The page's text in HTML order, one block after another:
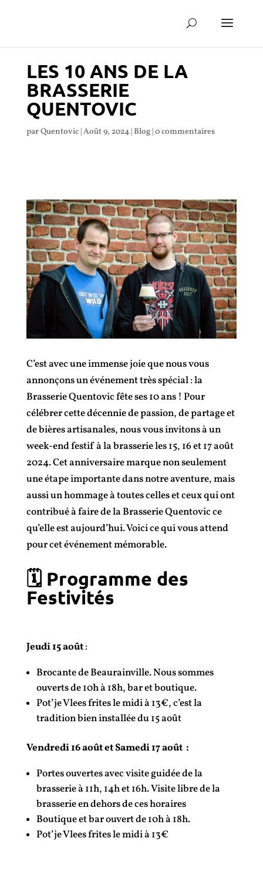
LES 10 ANS DE LA
BRASSERIE
QUENTOVIC
parQuentovic|Août 9, 2024|Blog|0 commentaires
C’est avec une immense joie que nous vous
annonçons un événement très spécial : la
Brasserie Quentovic fête ses 10 ans ! Pour
célébrer cette décennie de passion, de partage et
de bières artisanales, nous vous invitons à un
week-end festif à la brasserie les 15, 16 et 17 août
2024. Cet anniversaire marque non seulement
une étape importante dans notre aventure, mais
aussi un hommage à toutes celles et ceux qui ont
contribué à faire de la Brasserie Quentovic ce
qu’elle est aujourd’hui. Voici ce qui vous attend
pour cet événement mémorable.
🗓️ Programme des
Festivités
Jeudi 15 août:
Brocante de Beaurainville. Nous sommes
ouverts de 10h à 18h, bar et boutique.
Pot’je Vlees frites le midi à 13€, c’est la
tradition bien installée du 15 août
Vendredi 16 août et Samedi 17 août :
Portes ouvertes avec visite guidée de la
brasserie à 11h, 14h et 16h.Visite libre de la
brasserie en dehors de ces horaires
Boutique et bar ouvert de 10h à 18h.
Pot’je Vlees frites le midi à 13€